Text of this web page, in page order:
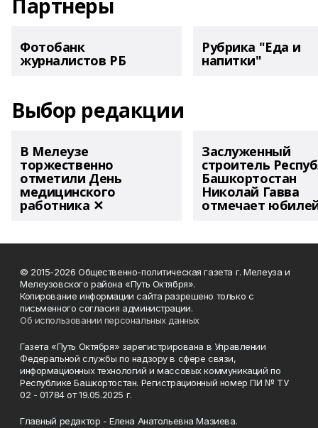
Партнеры
Фотобанк
журналистов РБ
Рубрика "Еда и
напитки"
Выбор редакции
В Мелеузе
торжественно
отметили День
медицинского
работника ✕
Заслуженный
строитель
Башкортостан
Николай Гавва
отмечает
© 2015-2026 Общественно-политическая газета г. Мелеуза и
Мелеузовского района «Путь Октября».
Копирование информации сайта разрешено только с
письменного согласия администрации.
Об использовании персональных данных
Газета «Путь Октября» зарегистрирована в Управлении
Федеральной службы по надзору в сфере связи,
информационных технологий и массовых коммуникаций по
Республике Башкортостан. Регистрационный номер ПИ № ТУ
02 - 01784 от 19.05.2025 г.
Главный редактор - Елена Анатольевна Мазиева.